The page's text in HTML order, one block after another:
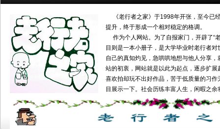
《老行者之家》于1998年开张，至今已
提升，终于形成一个相对稳定的格调。
作为个人网站。为了自报家门，开辟了“
目则是一本小册子，是大学毕业时老行者
自己的真知灼见，急哄哄地想与他人分享
站的初衷，网站就是以此为起点，逐步扩
喜欢拍却玩不出好作品，苦于低质量的习作
目展示一下。社会历练丰富人生，闲暇之